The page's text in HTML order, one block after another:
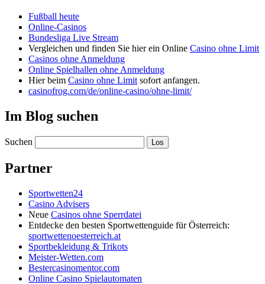
Fußball heute
Online-Casinos
Bundesliga Live Stream
Vergleichen und finden Sie hier ein Online Casino ohne Limit
Casinos ohne Anmeldung
Online Spielhallen ohne Anmeldung
Hier beim Casino ohne Limit sofort anfangen.
casinofrog.com/de/online-casino/ohne-limit/
Im Blog suchen
Suchen
Partner
Sportwetten24
Casino Advisers
Neue Casinos ohne Sperrdatei
Entdecke den besten Sportwettenguide für Österreich:
sportwettenoesterreich.at
Sportbekleidung & Trikots
Meister-Wetten.com
Bestercasinomentor.com
Online Casino Spielautomaten